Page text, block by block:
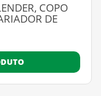
COPO
DE